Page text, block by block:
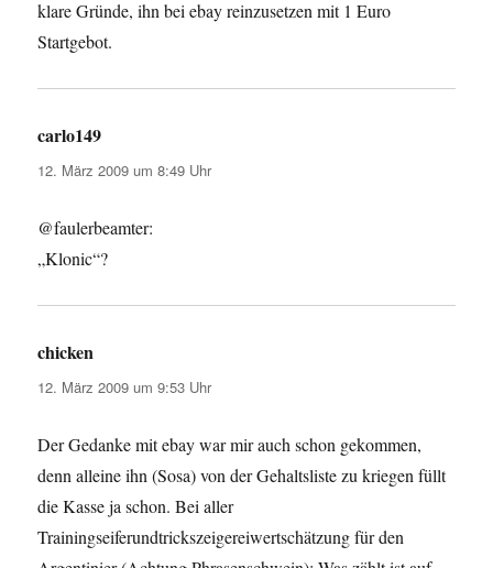
klare Gründe, ihn bei ebay reinzusetzen mit 1 Euro
Startgebot.
carlo149
12. März 2009 um 8:49 Uhr
@faulerbeamter:
„Klonic“?
chicken
12. März 2009 um 9:53 Uhr
Der Gedanke mit ebay war mir auch schon gekommen,
denn alleine ihn (Sosa) von der Gehaltsliste zu kriegen füllt
die Kasse ja schon. Bei aller
Trainingseiferundtrickszeigereiwertschätzung für den